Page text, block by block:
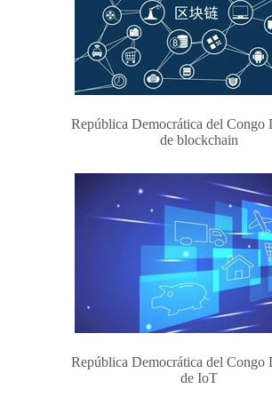
República Democrática del Congo
de blockchain
República Democrática del Congo
de IoT